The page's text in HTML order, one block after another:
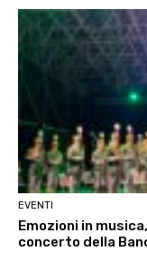
EVENTI
Emozioni in
concerto della